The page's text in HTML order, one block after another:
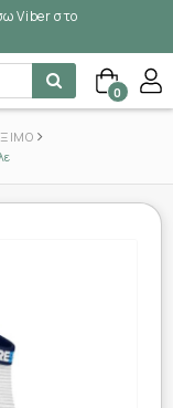
Viber στο
0